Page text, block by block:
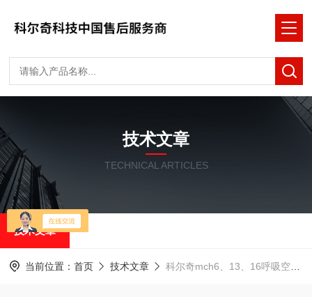
技术文章
TECHNICAL ARTICLES
技术文章
当前位置： 首页 技术文章 科尔奇mch6、13、16呼吸空气充填泵的特点